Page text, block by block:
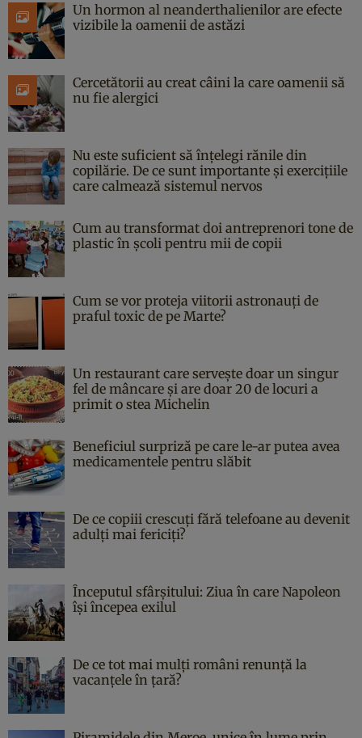
Un hormon al neanderthalienilor are efecte
vizibile la oamenii de astăzi
Cercetătorii au creat câini la care oamenii să
nu fie alergici
Nu este suficient să înțelegi rănile din
copilărie. De ce sunt importante și exercițiile
care calmează sistemul nervos
Cum au transformat doi antreprenori tone de
plastic în școli pentru mii de copii
Cum se vor proteja viitorii astronauți de
praful toxic de pe Marte?
Un restaurant care servește doar un singur
fel de mâncare și are doar 20 de locuri a
primit o stea Michelin
Beneficiul surpriză pe care le-ar putea avea
medicamentele pentru slăbit
De ce copiii crescuți fără telefoane au devenit
adulți mai fericiți?
Începutul sfârşitului: Ziua în care Napoleon
îşi începea exilul
De ce tot mai mulți români renunță la
vacanțele în țară?